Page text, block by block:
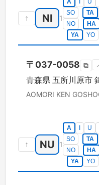
↑ NI 1
A U
SO
TA
NO
HA
YA
YO
〒 037-0058 ⧉
青森県 五所川原市
AOMORI KEN
↑ NU 1
A U
SO
TA
NO
HA
YA
YO